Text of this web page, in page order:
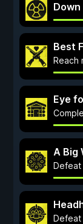
Best
Reach
Eye
A Big
Defeat
Defeat